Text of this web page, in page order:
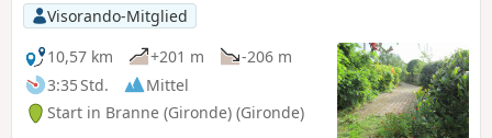
Visorando-Mitglied
10,57 km
+201 m
-206 m
3:35 Std.
Mittel
Start in Branne (Gironde) (Gironde)